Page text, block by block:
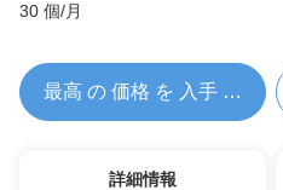
30 個/月
最高 の 価格 を 入手 する
詳細情報